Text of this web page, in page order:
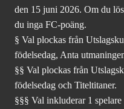
den 15 juni 2026. Om du
du inga FC-poäng.
§ Val plockas från
födelsedag, Anta
§§ Val plockas från
födelsedag och Titeltitaner.
§§§ Val inkluderar 1